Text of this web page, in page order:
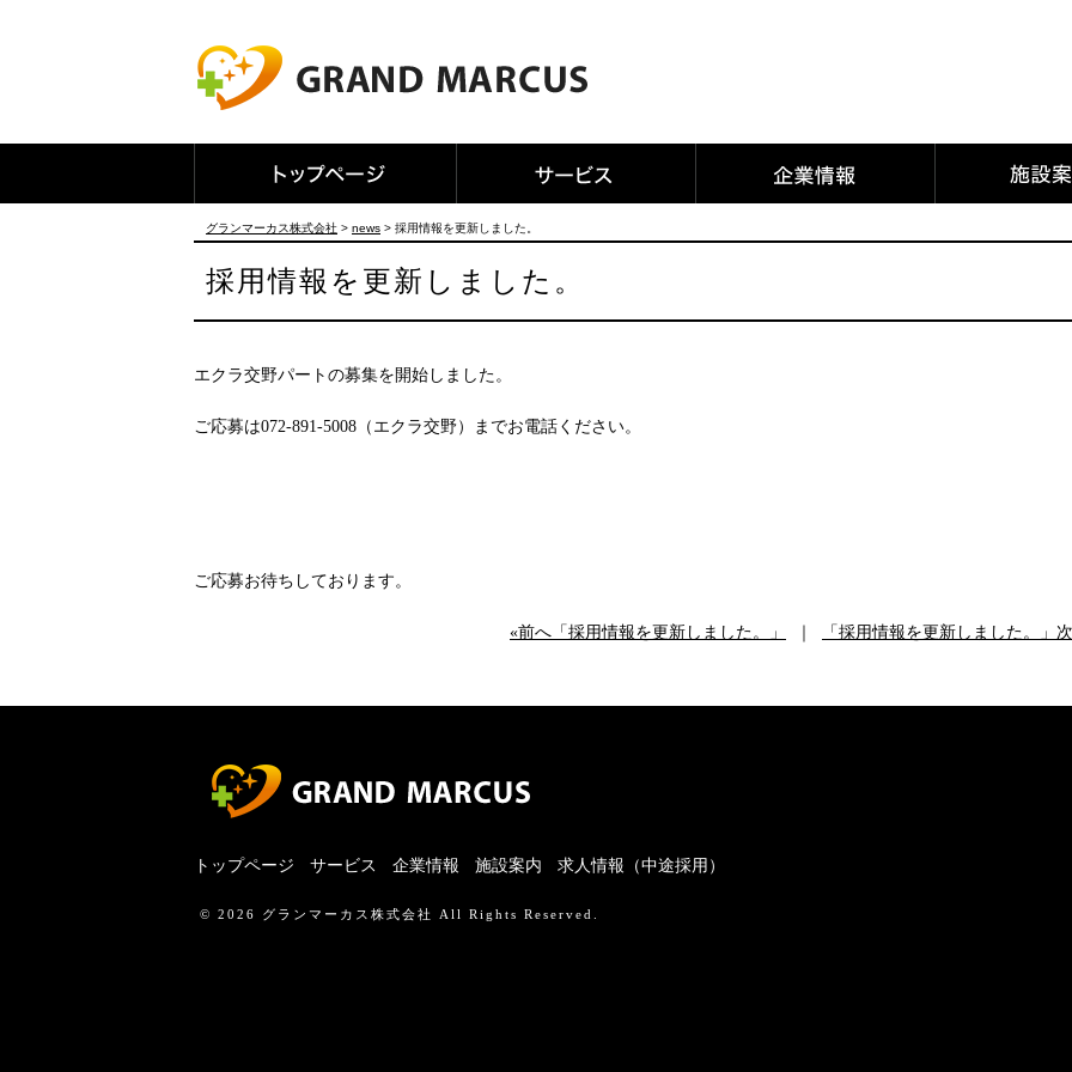
グランマーカス株式会社 > news > 採用情報を更新しました。
採用情報を更新しました。
エクラ交野パートの募集を開始しました。
ご応募は072-891-5008（エクラ交野）までお電話ください。
ご応募お待ちしております。
«前へ「採用情報を更新しました。」 「採用情報を更新しました。」
トップページ サービス 企業情報 施設案内 求人情報（中途採用）
© 2026 グランマーカス株式会社 All Rights Reserved.